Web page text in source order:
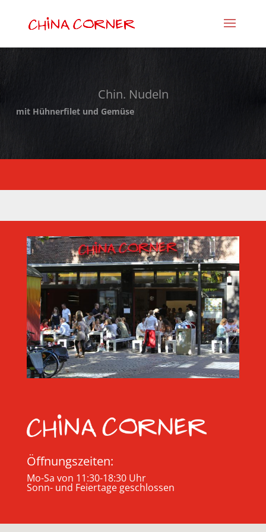
Chin. Nudeln
mit Hühnerfilet und Gemüse
Öffnungszeiten:
Mo-Sa von 11:30-18:30 Uhr
Sonn- und Feiertage geschlossen